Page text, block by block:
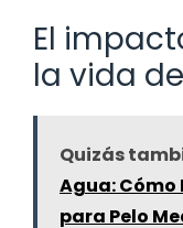
El
la vida
Quizás
Agua: Cómo
para Pelo